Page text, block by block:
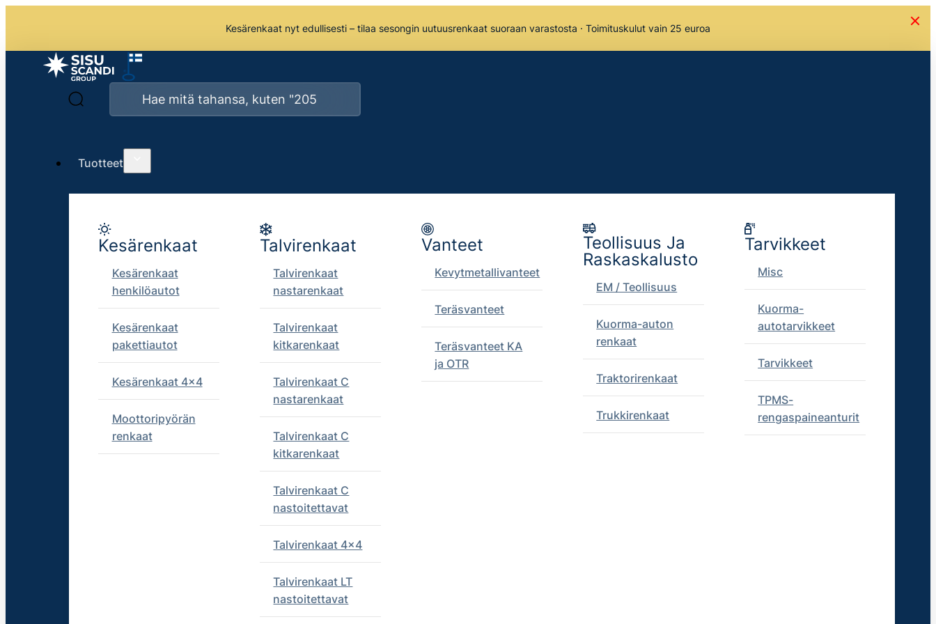
Kesärenkaat nyt edullisesti – tilaa sesongin uutuusrenkaat suoraan varastosta · Toimituskulut vain 25 euroa
Tuotteet
Kesärenkaat
Kesärenkaat
henkilöautot
Kesärenkaat
pakettiautot
Kesärenkaat 4x4
Moottoripyörän
renkaat
Talvirenkaat
Talvirenkaat
nastarenkaat
Talvirenkaat
kitkarenkaat
Talvirenkaat C
nastarenkaat
Talvirenkaat C
kitkarenkaat
Talvirenkaat C
nastoitettavat
Talvirenkaat 4x4
Talvirenkaat LT
nastoitettavat
Vanteet
Kevytmetallivanteet
Teräsvanteet
Teräsvanteet KA
ja OTR
Teollisuus Ja
Raskaskalusto
EM / Teollisuus
Kuorma-auton
renkaat
Traktorirenkaat
Trukkirenkaat
Tarvikkeet
Misc
Kuorma-
autotarvikkeet
Tarvikkeet
TPMS-
rengaspaineanturit